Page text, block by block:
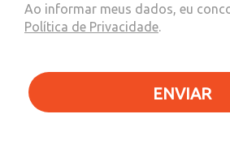
Ao informar meus dados, eu
Política de Privacidade.
ENVIAR